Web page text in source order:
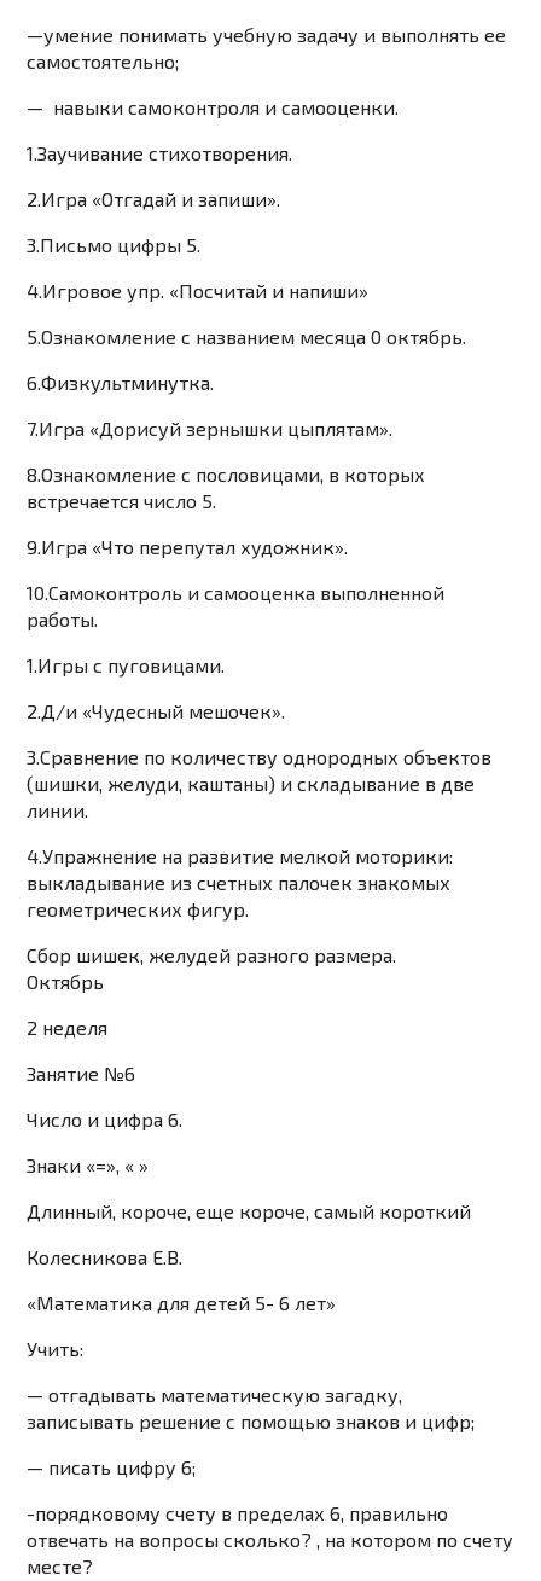
—умение понимать учебную задачу и выполнять ее
самостоятельно;
— навыки самоконтроля и самооценки.
1.Заучивание стихотворения.
2.Игра «Отгадай и запиши».
3.Письмо цифры 5.
4.Игровое упр. «Посчитай и напиши»
5.Ознакомление с названием месяца 0 октябрь.
6.Физкультминутка.
7.Игра «Дорисуй зернышки цыплятам».
8.Ознакомление с пословицами, в которых
встречается число 5.
9.Игра «Что перепутал художник».
10.Самоконтроль и самооценка выполненной
работы.
1.Игры с пуговицами.
2.Д/и «Чудесный мешочек».
3.Сравнение по количеству однородных объектов
(шишки, желуди, каштаны) и складывание в две
линии.
4.Упражнение на развитие мелкой моторики:
выкладывание из счетных палочек знакомых
геометрических фигур.
Сбор шишек, желудей разного размера.
Октябрь
2 неделя
Занятие №6
Число и цифра 6.
Знаки «=», « »
Длинный, короче, еще короче, самый короткий
Колесникова Е.В.
«Математика для детей 5- 6 лет»
Учить:
— отгадывать математическую загадку,
записывать решение с помощью знаков и цифр;
— писать цифру 6;
-порядковому счету в пределах 6, правильно
отвечать на вопросы сколько? , на котором по счету
месте?